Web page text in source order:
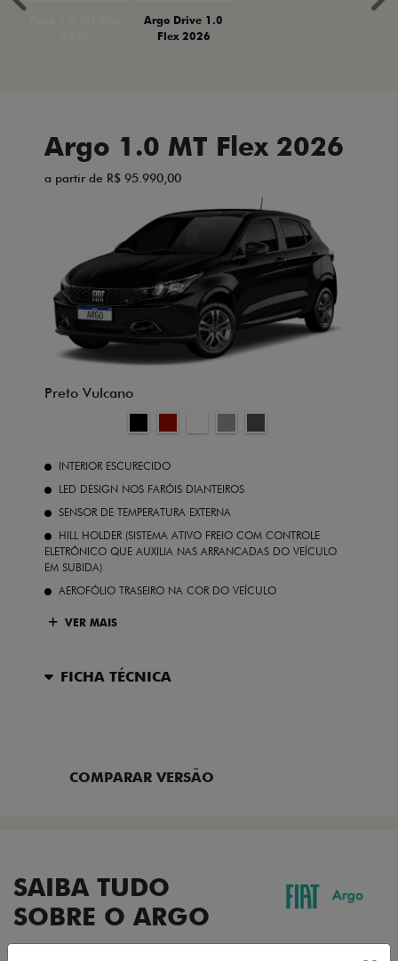
Argo Drive 1.0
Flex 2026
Anterior
Argo 1.0 MT Flex 2026
a partir de R$ 95.990,00
Preto Vulcano
INTERIOR ESCURECIDO
LED DESIGN NOS FARÓIS DIANTEIROS
SENSOR DE TEMPERATURA EXTERNA
HILL HOLDER (SISTEMA ATIVO FREIO COM CONTROLE
ELETRÔNICO QUE AUXILIA NAS ARRANCADAS DO VEÍCULO
EM SUBIDA)
AEROFÓLIO TRASEIRO NA COR DO VEÍCULO
VER MAIS
FICHA TÉCNICA
COMPARAR VERSÃO
SAIBA TUDO
SOBRE O ARGO